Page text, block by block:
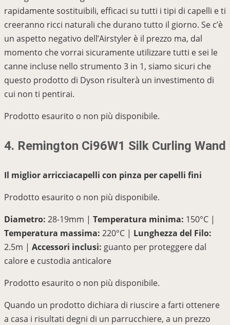
rapidamente sostituibili, efficaci su tutti i tipi di capelli e ti
creeranno ricci naturali che durano tutto il giorno. Se c’è
un aspetto negativo dell’Airstyler è il prezzo ma, dal
momento che vorrai sicuramente utilizzare tutti e sei le
canne incluse nello strumento 3 in 1, siamo sicuri che
questo prodotto di Dyson risulterà un investimento di
cui non ti pentirai.
Prodotto esaurito o non più disponibile.
4. Remington Ci96W1 Silk Curling Wand
Il miglior arricciacapelli con pinza per capelli fini
Prodotto esaurito o non più disponibile.
Diametro: 28-19mm | Temperatura minima: 150°C |
Temperatura massima: 220°C | Lunghezza del Filo:
2.5m | Accessori inclusi: guanto per proteggere dal
calore e custodia anticalore
Prodotto esaurito o non più disponibile.
Quando un prodotto dichiara di riuscire a farti ottenere
a casa i risultati degni di un parrucchiere, a un prezzo